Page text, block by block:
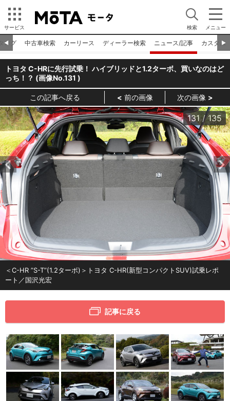
サービス 検索 メニュー
◀︎ ▶︎
ログ 中古車検索 カーリース ディーラー検索 ニュース/記事 カスタム
トヨタ C-HRに先行試乗！ ハイブリッドと1.2ターボ、買いなのはど
っち！？ (画像No.131 )
この記事へ戻る 前の画像 次の画像
＜C-HR ”S-T”(1.2ターボ)＞トヨタ C-HR(新型コンパクトSUV)試乗レポ
ート／国沢光宏
131/135
記事に戻る